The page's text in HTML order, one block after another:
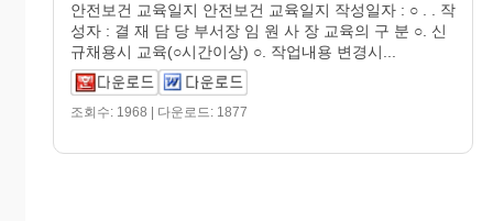
안전보건 교육일지 안전보건 교육일지 작성일자 : ○ . . 작
성자 : 결 재 담 당 부서장 임 원 사 장 교육의 구 분 ○. 신
규채용시 교육(○시간이상) ○. 작업내용 변경시...
조회수: 1968 | 다운로드: 1877